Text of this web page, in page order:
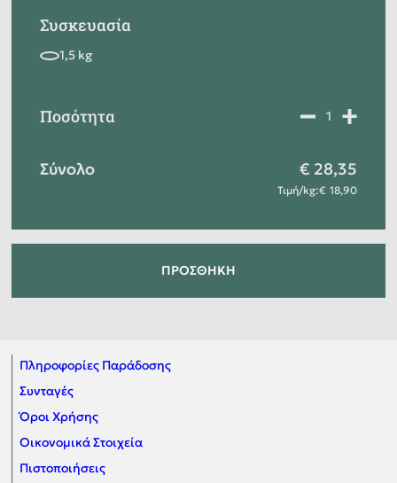
Συσκευασία
Ποσότητα
Σύνολο 28,35
Τιμή/kg: 18,90
ΠΡΟΣΘΉΚΗ
Πληροφορίες Παράδοσης
Συνταγές
Όροι Χρήσης
Οικονομικά Στοιχεία
Πιστοποιήσεις